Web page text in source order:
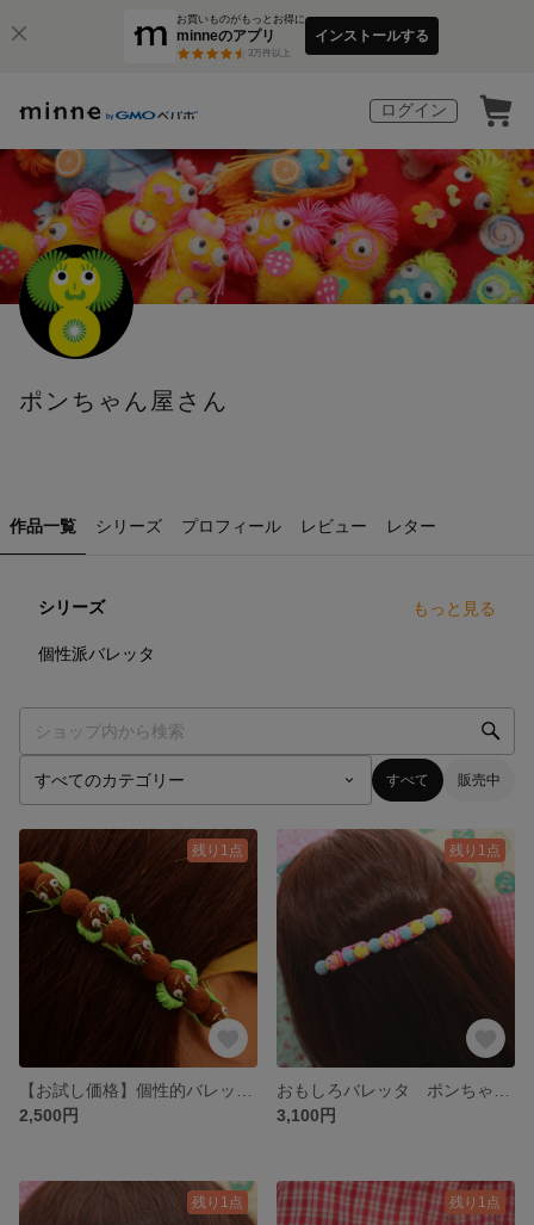
お買いものがもっとお得に
minneのアプリ
3万件以上
インストールする
ログイン
ポンちゃん屋さん
作品一覧 シリーズ プロフィール レビュー レター
シリーズ もっと見る
個性派バレッタ
すべて 販売中
残り1点
2,500円
残り1点
3,100円
残り1点 残り1点